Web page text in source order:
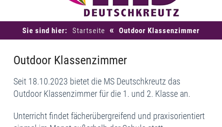
Sie sind hier: Startseite « Outdoor Klassenzimmer
Outdoor Klassenzimmer
Seit 18.10.2023 bietet die MS Deutschkreutz das
Outdoor Klassenzimmer für die 1. und 2. Klasse an.
Unterricht findet fächerübergreifend und praxisorientiert